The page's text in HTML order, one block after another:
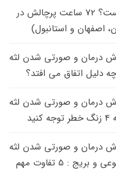
در
دلیل اتفاق می افتد؟
: 5 تفاوت مهم